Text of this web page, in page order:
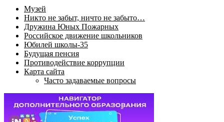
Музей
Никто не забыт, ничто не забыто…
Дружина Юных Пожарных
Российское движение школьников
Юбилей школы-35
Будущая пенсия
Противодействие коррупции
Карта сайта
Часто задаваемые вопросы